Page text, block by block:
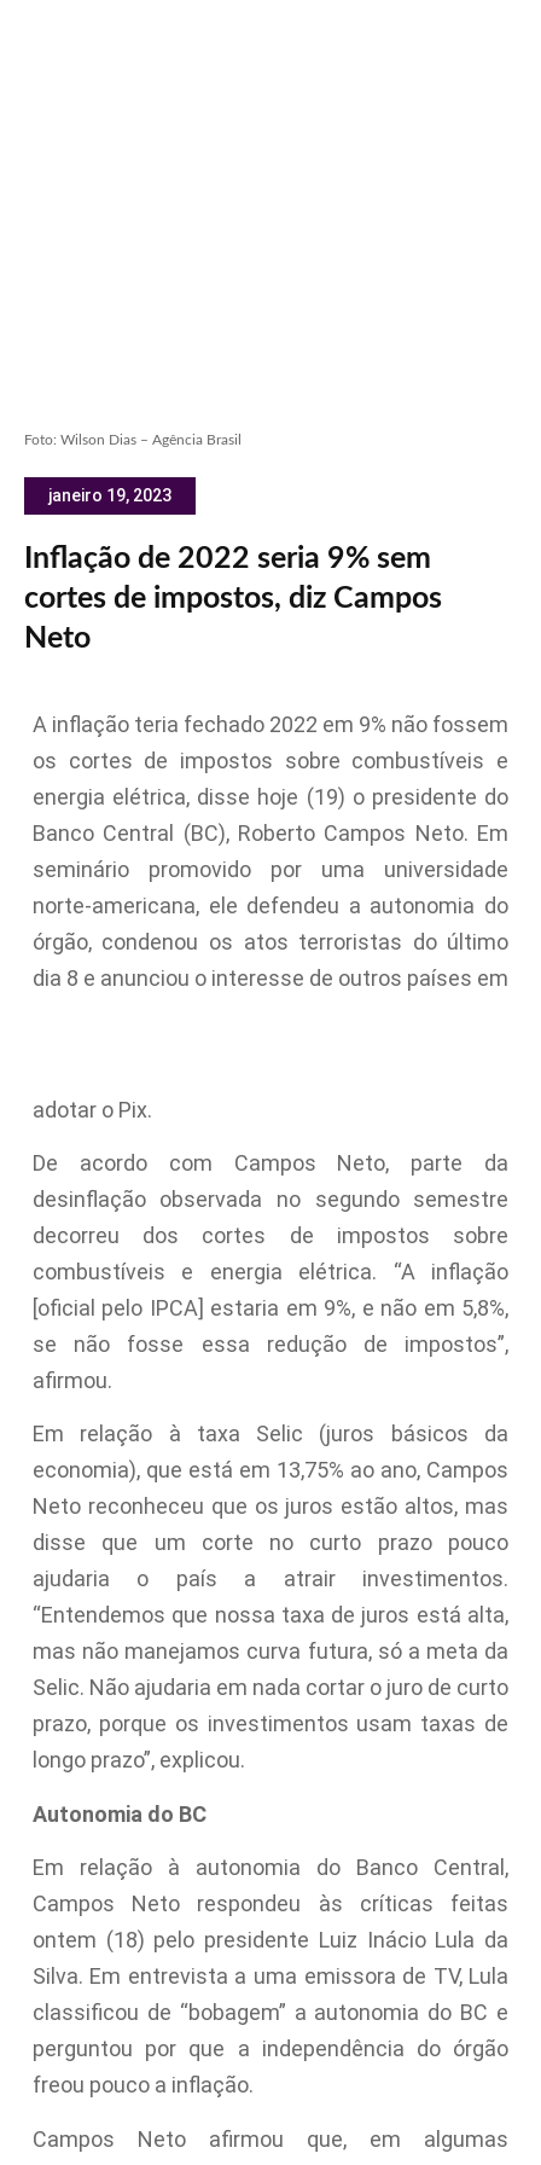
Foto: Wilson Dias – Agência Brasil
janeiro 19, 2023
Inflação de 2022 seria 9% sem
cortes de impostos, diz Campos
Neto
A inflação teria fechado 2022 em 9% não fossem
os cortes de impostos sobre combustíveis e
energia elétrica, disse hoje (19) o presidente do
Banco Central (BC), Roberto Campos Neto. Em
seminário promovido por uma universidade
norte-americana, ele defendeu a autonomia do
órgão, condenou os atos terroristas do último
dia 8 e anunciou o interesse de outros países em
adotar o Pix.
De acordo com Campos Neto, parte da
desinflação observada no segundo semestre
decorreu dos cortes de impostos sobre
combustíveis e energia elétrica. “A inflação
[oficial pelo IPCA] estaria em 9%, e não em 5,8%,
se não fosse essa redução de impostos”,
afirmou.
Em relação à taxa Selic (juros básicos da
economia), que está em 13,75% ao ano, Campos
Neto reconheceu que os juros estão altos, mas
disse que um corte no curto prazo pouco
ajudaria o país a atrair investimentos.
“Entendemos que nossa taxa de juros está alta,
mas não manejamos curva futura, só a meta da
Selic. Não ajudaria em nada cortar o juro de curto
prazo, porque os investimentos usam taxas de
longo prazo”, explicou.
Autonomia do BC
Em relação à autonomia do Banco Central,
Campos Neto respondeu às críticas feitas
ontem (18) pelo presidente Luiz Inácio Lula da
Silva. Em entrevista a uma emissora de TV, Lula
classificou de “bobagem” a autonomia do BC e
perguntou por que a independência do órgão
freou pouco a inflação.
Campos Neto afirmou que, em algumas